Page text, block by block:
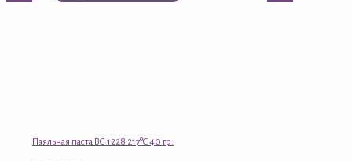
Паяльная паста BG 1228 217°C 40 гр.